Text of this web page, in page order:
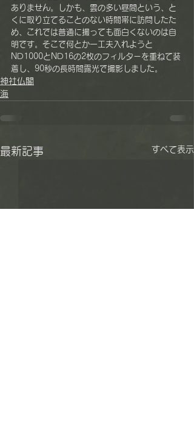
ありません。しかも、雲の多い昼間という、と
くに取り立てることのない時間帯に訪問したた
め、これでは普通に撮っても面白くないのは自
明です。そこで何とか一工夫入れようと
ND1000とND16の2枚のフィルターを重ねて装
着し、90秒の長時間露光で撮影しました。
神社仏閣
海
最新記事 すべて表示